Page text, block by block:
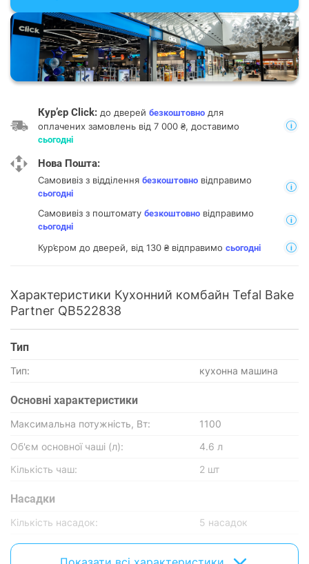
Кур’єр Click: до дверей безкоштовно для
оплачених замовлень від 7 000 ₴, доставимо
сьогодні
Нова Пошта:
Самовивіз з відділення безкоштовно відправимо
сьогодні
Самовивіз з поштомату безкоштовно відправимо
сьогодні
Кур’єром до дверей, від 130 ₴ відправимо сьогодні
Характеристики Кухонний комбайн Tefal Bake
Partner QB522838
Тип
Тип: кухонна машина
Основнi характеристики
Максимальна потужність, Вт:
1100
Об'єм основної чаші (л):
4.6 л
Кількість чаш:
2 шт
Насадки
Кількість насадок:
5 насадок
Блендер:
з блендером